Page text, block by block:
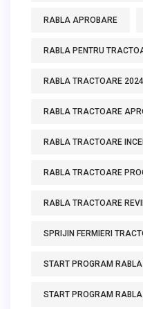
RABLA APROBARE
RABLA PENTRU
RABLA TRACTOARE 2024
RABLA TRACTOARE
RABLA TRACTOARE
RABLA TRACTOARE
RABLA TRACTOARE
SPRIJIN FERMIERI
START PROGRAM RABLA
START PROGRAM